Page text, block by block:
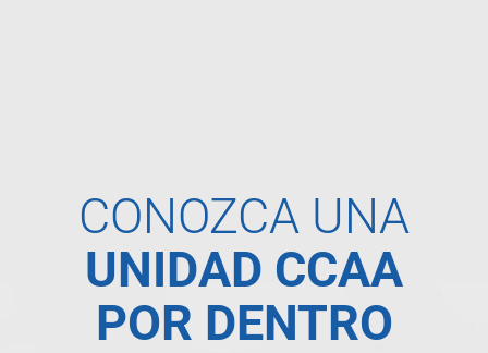
CONOZCA UNA
UNIDAD CCAA
POR DENTRO